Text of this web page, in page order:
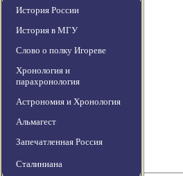
История России
История в МГУ
Слово о полку Игореве
Хронология и
парахронология
Астрономия и Хронология
Альмагест
Запечатленная Россия
Сталиниана